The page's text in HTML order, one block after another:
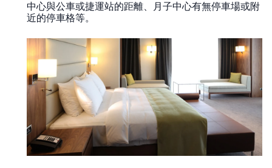
中心與公車或捷運站的距離、月子中心有無停車場或附
近的停車格等。